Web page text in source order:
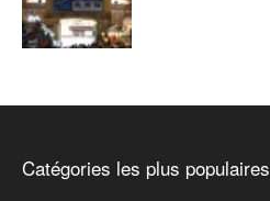
Catégories les plus populaires